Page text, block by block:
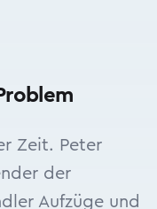
Zeit. Peter
der
Aufzüge und